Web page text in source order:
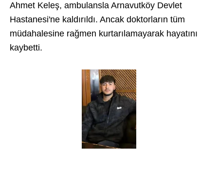
Ahmet Keleş, ambulansla Arnavutköy Devlet
Hastanesi'ne kaldırıldı. Ancak doktorların tüm
müdahalesine rağmen kurtarılamayarak hayatını
kaybetti.